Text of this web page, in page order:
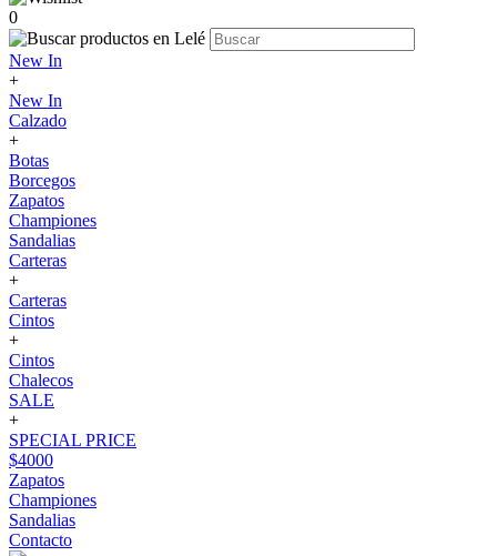
0
New In
+
New In
Calzado
+
Botas
Borcegos
Zapatos
Championes
Sandalias
Carteras
+
Carteras
Cintos
+
Cintos
Chalecos
SALE
+
SPECIAL PRICE
$4000
Zapatos
Championes
Sandalias
Contacto